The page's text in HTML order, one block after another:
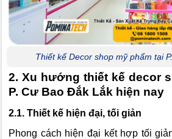
Thiết kế Decor shop mỹ phẩm tại
2. Xu hướng thiết kế decor
P. Cư Bao Đắk Lắk hiện nay
2.1. Thiết kế hiện đại, tối giản
Phong cách hiện đại kết hợp tối